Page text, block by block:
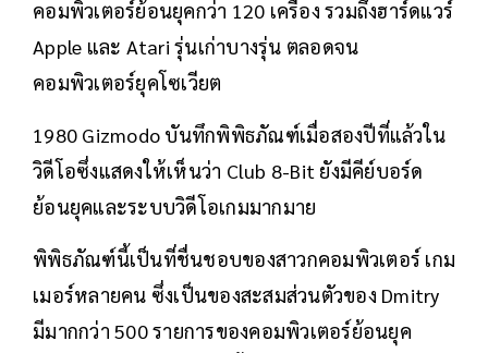
คอมพิวเตอร์ย้อนยุคกว่า 120 เครื่อง รวมถึงฮาร์ดแวร์
Apple และ Atari รุ่นเก่าบางรุ่น ตลอดจน
คอมพิวเตอร์ยุคโซเวียต
1980 Gizmodo บันทึกพิพิธภัณฑ์เมื่อสองปีที่แล้วใน
วิดีโอซึ่งแสดงให้เห็นว่า Club 8-Bit ยังมีคีย์บอร์ด
ย้อนยุคและระบบวิดีโอเกมมากมาย
พิพิธภัณฑ์นี้เป็นที่ชื่นชอบของสาวกคอมพิวเตอร์ เกม
เมอร์หลายคน ซึ่งเป็นของสะสมส่วนตัวของ Dmitry
มีมากกว่า 500 รายการของคอมพิวเตอร์ย้อนยุค